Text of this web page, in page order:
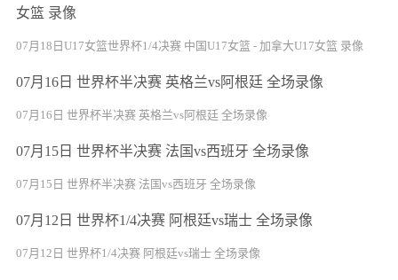
女篮 录像
07月18日U17女篮世界杯1/4决赛 中国U17女篮 - 加拿大U17女篮 录像
07月16日 世界杯半决赛 英格兰vs阿根廷 全场录像
07月16日 世界杯半决赛 英格兰vs阿根廷 全场录像
07月15日 世界杯半决赛 法国vs西班牙 全场录像
07月15日 世界杯半决赛 法国vs西班牙 全场录像
07月12日 世界杯1/4决赛 阿根廷vs瑞士 全场录像
07月12日 世界杯1/4决赛 阿根廷vs瑞士 全场录像